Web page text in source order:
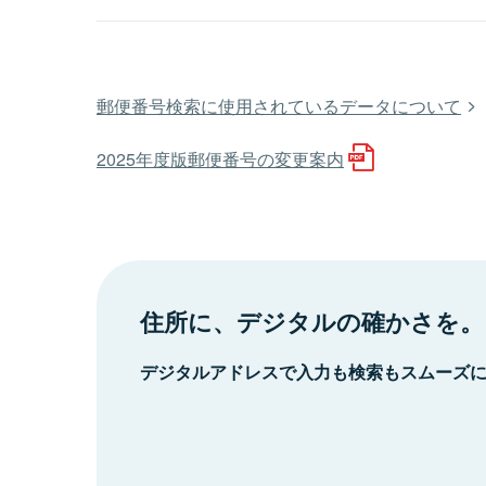
郵便番号検索に使用されているデータについて
2025年度版郵便番号の変更案内
住所に、デジタルの確かさを。
デジタルアドレスで入力も検索もスムーズ